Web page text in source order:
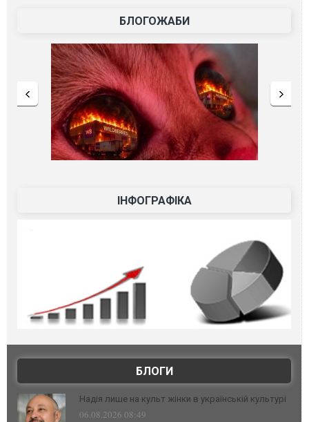
БЛОГОЖАБИ
ІНФОГРАФІКА
БЛОГИ
Надія лише на культ жінки в українській культурі
06.08.2026 08:49